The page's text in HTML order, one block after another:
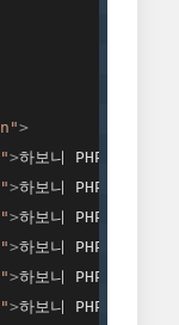
>
>하보니 PHP
>하보니 PHP
>하보니 PHP
>하보니 PHP
>하보니 PHP
>하보니 PHP